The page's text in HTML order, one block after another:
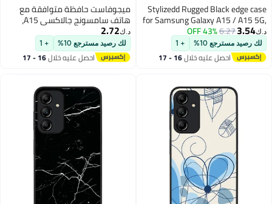
Stylizedd Rugged Black edge case
for Samsung Galaxy A15 / A15 5G,
Slim fit Soft Case Flexible Anti Drop
TPU Gel Thin Cover- Wonder
Woman
د.ك‏3.54
6.27
43% OFF
لك رصيد مسترجع 10% + 1
احصل عليه خلال 16 - 17
ميجوفاست حافظة متوافقة مع
هاتف سامسونج جالاكسي A15،
غطاء من السيليكون مضاد للخدش
لهاتف جالاكسي A15 داخل بطانة
من الألياف الدقيقة واقٍ مقاوم
للصدمات
د.ك‏2.72
لك رصيد مسترجع 10% + 1
احصل عليه خلال 16 - 17